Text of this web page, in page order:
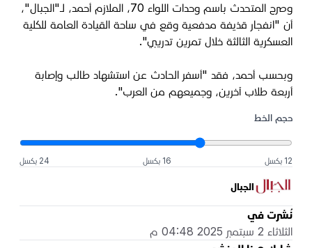
وصرح المتحدث باسم وحدات اللواء 70، الملازم أحمد، لـ"الجبال"،
أن "انفجار قذيفة مدفعية وقع في ساحة القيادة العامة للكلية
العسكرية الثالثة خلال تمرين تدريبي".
وبحسب أحمد، فقد "أسفر الحادث عن استشهاد طالب وإصابة
أربعة طلاب آخرين، وجميعهم من العرب".
حجم الخط
12 بكسل 16 بكسل 24 بكسل
الجبال
نُشرت في
الثلاثاء 2 سبتمبر 2025 04:48 م